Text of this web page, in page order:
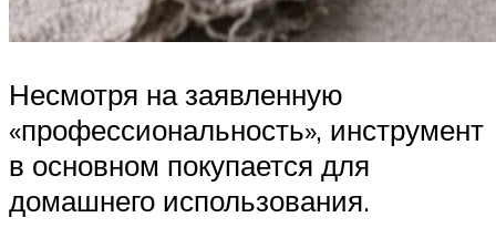
Несмотря на заявленную
«профессиональность», инструмент
в основном покупается для
домашнего использования.